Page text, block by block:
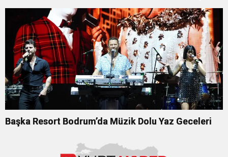
Başka Resort Bodrum’da Müzik Dolu Yaz Geceleri